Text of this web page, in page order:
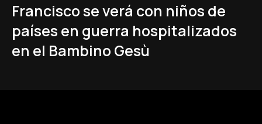
Francisco se verá con niños de
países en guerra hospitalizados
en el Bambino Gesù